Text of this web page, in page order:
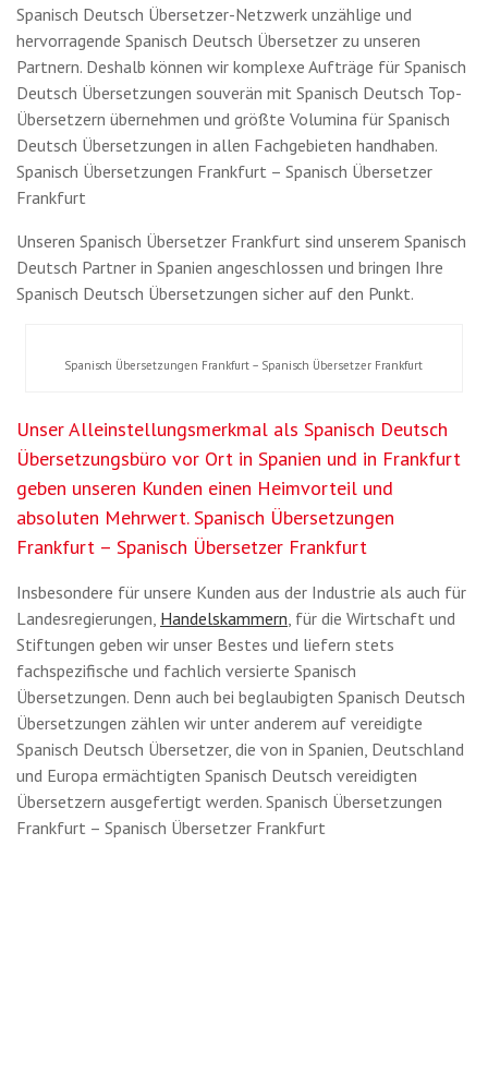
Spanisch Deutsch Übersetzer-Netzwerk unzählige und
hervorragende Spanisch Deutsch Übersetzer zu unseren
Partnern. Deshalb können wir komplexe Aufträge für Spanisch
Deutsch Übersetzungen souverän mit Spanisch Deutsch Top-
Übersetzern übernehmen und größte Volumina für Spanisch
Deutsch Übersetzungen in allen Fachgebieten handhaben.
Spanisch Übersetzungen Frankfurt – Spanisch Übersetzer
Frankfurt
Unseren Spanisch Übersetzer Frankfurt sind unserem Spanisch
Deutsch Partner in Spanien angeschlossen und bringen Ihre
Spanisch Deutsch Übersetzungen sicher auf den Punkt.
Spanisch Übersetzungen Frankfurt – Spanisch Übersetzer Frankfurt
Unser Alleinstellungsmerkmal als Spanisch Deutsch
Übersetzungsbüro vor Ort in Spanien und in Frankfurt
geben unseren Kunden einen Heimvorteil und
absoluten Mehrwert. Spanisch Übersetzungen
Frankfurt – Spanisch Übersetzer Frankfurt
Insbesondere für unsere Kunden aus der Industrie als auch für
Landesregierungen, Handelskammern , für die Wirtschaft und
Stiftungen geben wir unser Bestes und liefern stets
fachspezifische und fachlich versierte Spanisch
Übersetzungen. Denn auch bei beglaubigten Spanisch Deutsch
Übersetzungen zählen wir unter anderem auf vereidigte
Spanisch Deutsch Übersetzer, die von in Spanien, Deutschland
und Europa ermächtigten Spanisch Deutsch vereidigten
Übersetzern ausgefertigt werden. Spanisch Übersetzungen
Frankfurt – Spanisch Übersetzer Frankfurt